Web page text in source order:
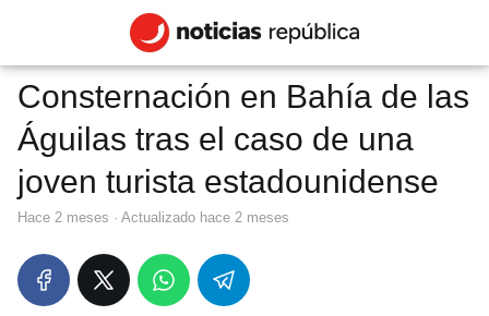
Consternación en Bahía de las
Águilas tras el caso de una
joven turista estadounidense
hace 2 meses · Actualizado hace 2 meses